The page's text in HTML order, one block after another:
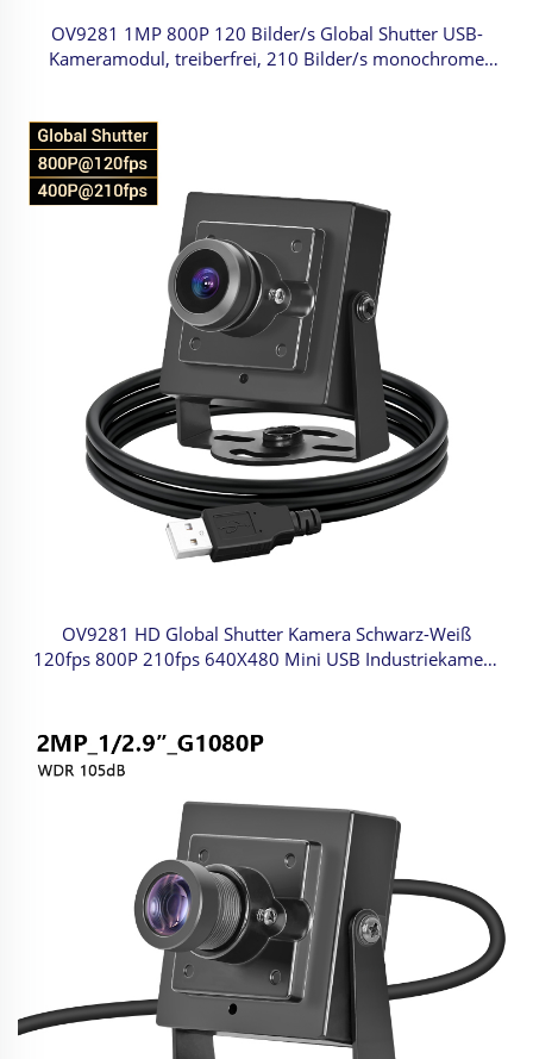
OV9281 1MP 800P 120 Bilder/s Global Shutter USB-
Kameramodul, treiberfrei, 210 Bilder/s monochrome
OV9281 HD Global Shutter Kamera Schwarz-Weiß
120fps 800P 210fps 640X480 Mini USB Industriekamera